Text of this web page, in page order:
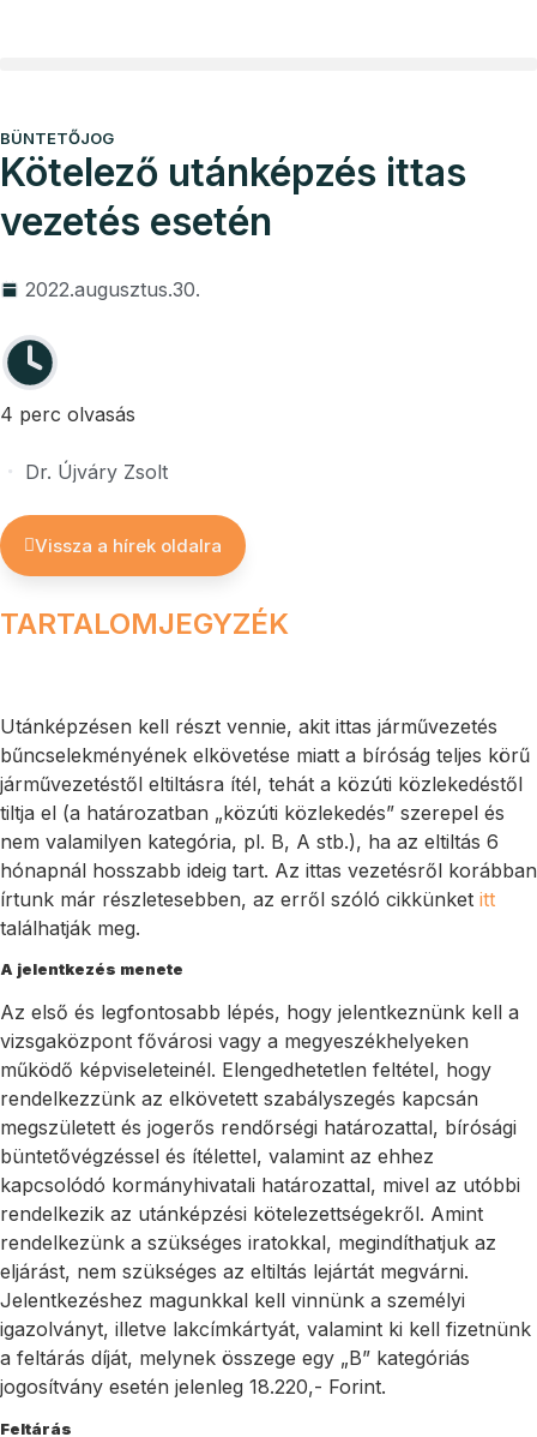
BÜNTETŐJOG
Kötelező utánképzés ittas
vezetés esetén
2022.augusztus.30.
4 perc olvasás
Dr. Újváry Zsolt
Vissza a hírek oldalra
TARTALOMJEGYZÉK
Utánképzésen kell részt vennie, akit ittas járművezetés
bűncselekményének elkövetése miatt a bíróság teljes körű
járművezetéstől eltiltásra ítél, tehát a közúti közlekedéstől
tiltja el (a határozatban „közúti közlekedés” szerepel és
nem valamilyen kategória, pl. B, A stb.), ha az eltiltás 6
hónapnál hosszabb ideig tart. Az ittas vezetésről korábban
írtunk már részletesebben, az erről szóló cikkünket itt
találhatják meg.
A jelentkezés menete
Az első és legfontosabb lépés, hogy jelentkeznünk kell a
vizsgaközpont fővárosi vagy a megyeszékhelyeken
működő képviseleteinél. Elengedhetetlen feltétel, hogy
rendelkezzünk az elkövetett szabályszegés kapcsán
megszületett és jogerős rendőrségi határozattal, bírósági
büntetővégzéssel és ítélettel, valamint az ehhez
kapcsolódó kormányhivatali határozattal, mivel az utóbbi
rendelkezik az utánképzési kötelezettségekről. Amint
rendelkezünk a szükséges iratokkal, megindíthatjuk az
eljárást, nem szükséges az eltiltás lejártát megvárni.
Jelentkezéshez magunkkal kell vinnünk a személyi
igazolványt, illetve lakcímkártyát, valamint ki kell fizetnünk
a feltárás díját, melynek összege egy „B” kategóriás
jogosítvány esetén jelenleg 18.220,- Forint.
Feltárás